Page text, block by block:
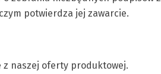
potwierdza jej zawarcie.
z naszej oferty produktowej.